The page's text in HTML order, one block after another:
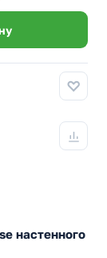
настенного